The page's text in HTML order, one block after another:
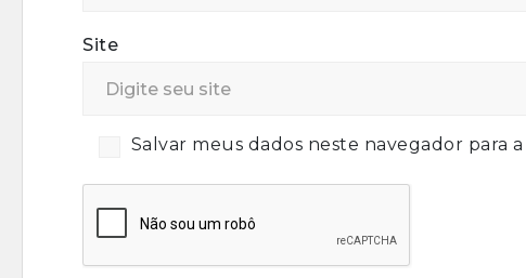
Site
Salvar meus dados neste navegador para